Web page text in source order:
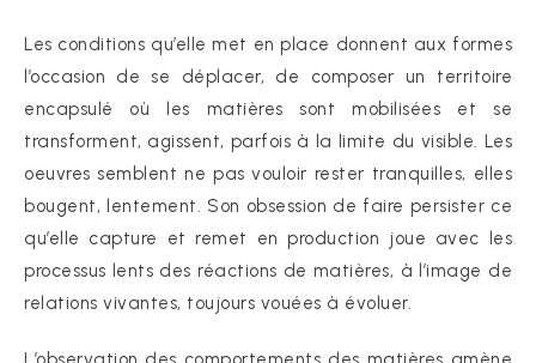
Les conditions qu’elle met en place donnent aux formes
l’occasion de se déplacer, de composer un territoire
encapsulé où les matières sont mobilisées et se
transforment, agissent, parfois à la limite du visible. Les
oeuvres semblent ne pas vouloir rester tranquilles, elles
bougent, lentement. Son obsession de faire persister ce
qu’elle capture et remet en production joue avec les
processus lents des réactions de matières, à l’image de
relations vivantes, toujours vouées à évoluer.